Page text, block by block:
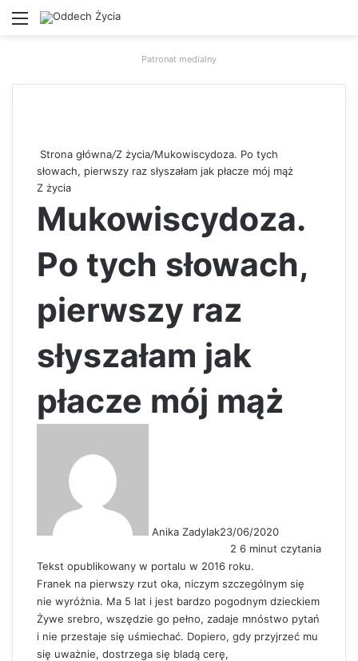
Menu
Patronat medialny
Strona główna/Z życia/Mukowiscydoza. Po tych
słowach, pierwszy raz słyszałam jak płacze mój mąż
Z życia
Mukowiscydoza.
Po tych słowach,
pierwszy raz
słyszałam jak
płacze mój mąż
Anika Zadylak23/06/2020
2 6 minut czytania
Tekst opublikowany w portalu w 2016 roku.
Franek na pierwszy rzut oka, niczym szczególnym się
nie wyróżnia. Ma 5 lat i jest bardzo pogodnym dzieckiem
Żywe srebro, wszędzie go pełno, zadaje mnóstwo pytań
i nie przestaje się uśmiechać. Dopiero, gdy przyjrzeć mu
się uważnie, dostrzega się bladą cerę,